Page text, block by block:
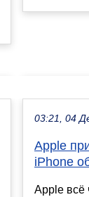
03:21, 04
Apple
iPhone
Apple всё